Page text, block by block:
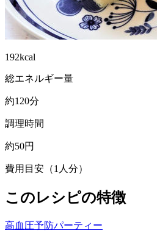
192kcal
総エネルギー量
約120分
調理時間
約50円
費用目安（1人分）
このレシピの特徴
高血圧予防パーティー